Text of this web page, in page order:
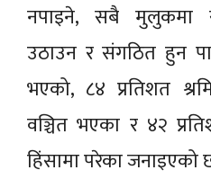
नपाइने, सबै मुलुकमा
उठाउन र संगठित हुन
भएको, ८४ प्रतिशत
वञ्चित भएका र ४२
हिंसामा परेका जनाइएको